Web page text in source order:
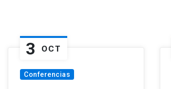
3 OCT
Conferencias